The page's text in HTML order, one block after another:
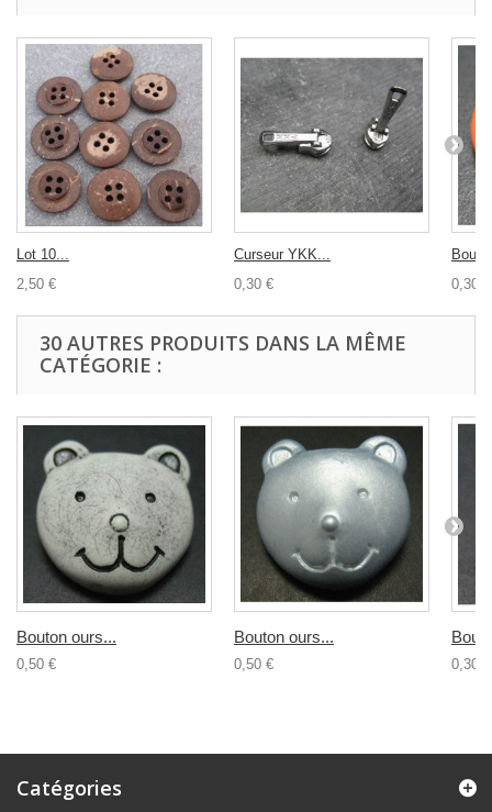
Lot 10...
2,50 €
Curseur YKK...
0,30 €
0,30 €
30 AUTRES PRODUITS DANS LA MÊME
CATÉGORIE :
Bouton ours...
0,50 €
Bouton ours...
0,50 € 0,30 €
Catégories